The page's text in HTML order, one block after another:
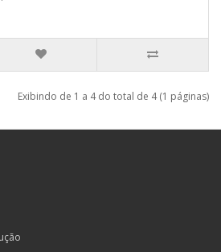
Exibindo de 1 a 4 do total de 4 (1 páginas)